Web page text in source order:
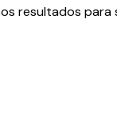
resultados